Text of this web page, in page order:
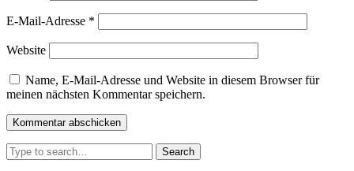
E-Mail-Adresse *
Website
Name, E-Mail-Adresse und Website in diesem Browser für
meinen nächsten Kommentar speichern.
Search
for: